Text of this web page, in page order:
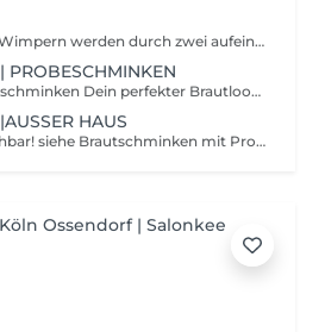
Verführende Blicke Die Wimpern werden durch zwei aufeinanderfolgende chemische Lösungen in eine dauerhafte Schwung-Position gebracht. Der übliche Ablauf besteht aus dem Abschminken und Entfetten der Augenlider, dem Aufkleben von Silikonpads auf dem Augenlid, dem Kleben der Wimpern auf das Pad und der chemischen Behandlung. Die chemische Behandlung erfolgt in zwei Durchläufen: einmal dem Brechen der Schwefelbrücken in den Härchen, um sie zu formen, und einmal einer Fixier-Lösung, die den Schwung haltbar macht. Durchschnittlich dauert die gesamte Behandlung ca.60 Minuten. Um den Effekt zu verstärken, werden die Wimpern gefärbt. Buche dir jetzt deinen Wunschtermin! Ich freue mich auf dich!
PROBESCHMINKEN
Braut-Make-up & Probeschminken Dein perfekter Brautlook Damit an deinem Hochzeitstag alles makellos ist, biete ich dir ein exklusives Brautstyling-Paket an. Es kombiniert einen ausführlichen Probetermin mit dem entspannten Styling an deinem großen Tag. 1. Das Probeschminken (Vorab bei mir im Studio) In entspannter Atmosphäre widmen wir uns ganz deinen Wünschen. Wir besprechen dein Outfit, den Stil der Hochzeit und deine Vorstellungen. Hautanalyse & Vorbereitung: Wir prüfen, welche Pflege deine Haut benötigt. Entwurf deines Looks: Wir kreieren gemeinsam dein perfektes Braut-Make-up (von natürlich-elegant bis glamourös). Probetragen: Du kannst das Make-up den Tag über wirken lassen, um die Haltbarkeit zu testen. Fotodokumentation: Ich halte alle verwendeten Produkte und den Look fotografisch fest, damit wir ihn am Hochzeitstag exakt reproduzieren können. 2. Der Hochzeitstag (Vor Ort oder im Studio)Kein Stress am großen Tag: Ich schminke dich exakt nach dem beim Probetermin festgelegten Plan. Langanhaltendes Profi-Make-up: Ich verwende ausschließlich hochwertige, wasserfeste und hochauflösende Produkte, die Freudentränen, Umarmungen und den Blitzlichtern der Fotografen standhalten. Wohlfühlmoment: Lehne dich zurück und genieße die Zeit vor der Trauung, während ich dir dein strahlendes Braut-Make-up zaubere. Gut zu wissen: Auf Wunsch biete ich auch das passende Make-up für deine Trauzeugin, Brautjungfern oder Hochzeitsgäste an. Ich freue mich auf deinen Termin!
HAUS
Nur mit Absprache buchbar! siehe Brautschminken mit Probeschminken !